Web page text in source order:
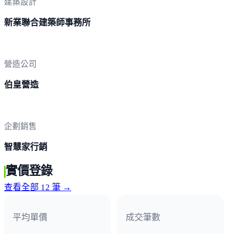
新業聯合建築師事務所
營造公司
伯皇營造
企劃銷售
智慧家行銷
實價登錄
查看全部 12 筆 →
平均單價 成交筆數